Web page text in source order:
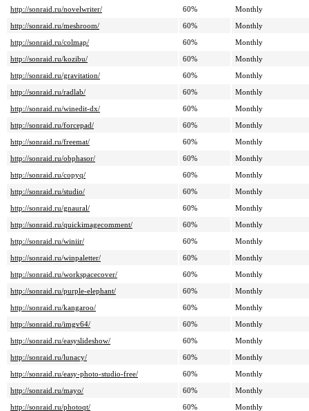
http://sonraid.ru/novelwriter/
60%
Monthly
http://sonraid.ru/meshroom/
60%
Monthly
http://sonraid.ru/colmap/
60%
Monthly
http://sonraid.ru/kozibu/
60%
Monthly
http://sonraid.ru/gravitation/
60%
Monthly
http://sonraid.ru/radlab/
60%
Monthly
http://sonraid.ru/winedit-dx/
60%
Monthly
http://sonraid.ru/forcepad/
60%
Monthly
http://sonraid.ru/freemat/
60%
Monthly
http://sonraid.ru/obphasor/
60%
Monthly
http://sonraid.ru/copyq/
60%
Monthly
http://sonraid.ru/studio/
60%
Monthly
http://sonraid.ru/gnaural/
60%
Monthly
http://sonraid.ru/quickimagecomment/
60%
Monthly
http://sonraid.ru/winiir/
60%
Monthly
http://sonraid.ru/winpaletter/
60%
Monthly
http://sonraid.ru/workspacecover/
60%
Monthly
http://sonraid.ru/purple-elephant/
60%
Monthly
http://sonraid.ru/kangaroo/
60%
Monthly
http://sonraid.ru/imgv64/
60%
Monthly
http://sonraid.ru/easyslideshow/
60%
Monthly
http://sonraid.ru/lunacy/
60%
Monthly
http://sonraid.ru/easy-photo-studio-free/
60%
Monthly
http://sonraid.ru/mayo/
60%
Monthly
http://sonraid.ru/photoqt/
60%
Monthly